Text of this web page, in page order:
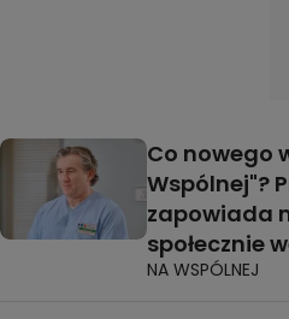
Co nowego
Wspólnej"?
zapowiada
społecznie
NA WSPÓLNEJ